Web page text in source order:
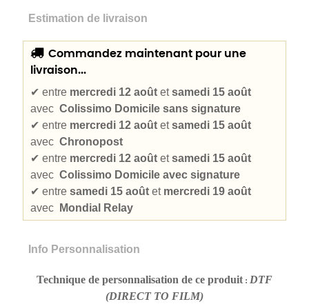
Estimation de livraison
Commandez maintenant pour une
livraison...
✔ entre mercredi 12 août etsamedi 15 août
avecColissimo Domicile sans signature
✔ entre mercredi 12 août etsamedi 15 août
avecChronopost
✔ entre mercredi 12 août etsamedi 15 août
avecColissimo Domicile avec signature
✔ entre samedi 15 août et mercredi 19 août
avec
Mondial Relay
Info Personnalisation
Technique de personnalisation de ce produit : DTF
(DIRECT TO FILM)